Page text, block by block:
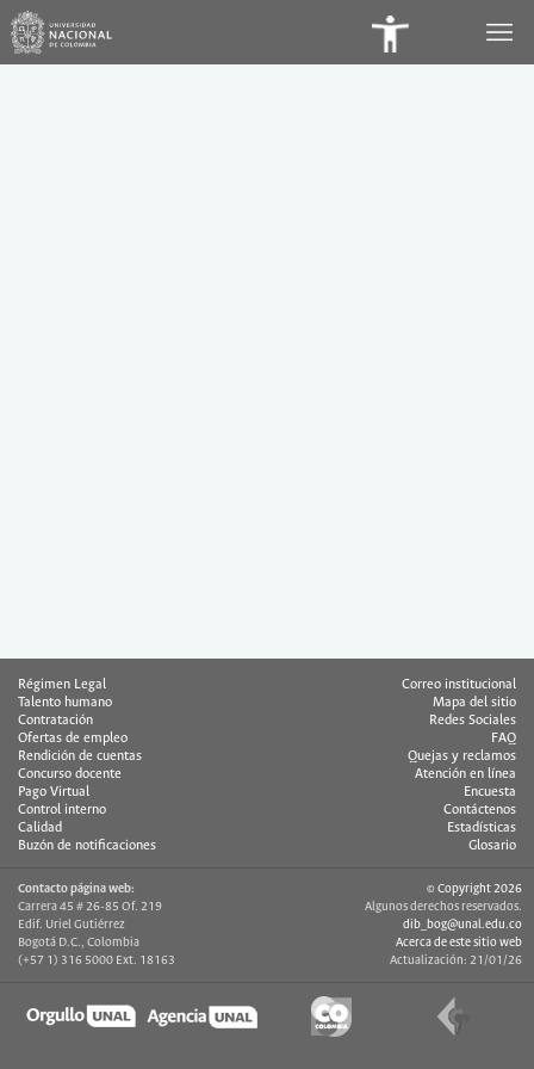
Régimen Legal
Talento humano
Contratación
Ofertas de empleo
Rendición de cuentas
Concurso docente
Pago Virtual
Control interno
Calidad
Buzón de notificaciones
Correo institucional
Mapa del sitio
Redes Sociales
FAQ
Quejas y reclamos
Atención en línea
Encuesta
Contáctenos
Estadísticas
Glosario
Contacto página web:
Carrera 45 # 26-85 Of. 219
Edif. Uriel Gutiérrez
Bogotá D.C., Colombia
(+57 1) 316 5000 Ext. 18163
© Copyright 2026
Algunos derechos reservados.
dib_bog@unal.edu.co
Acerca de este sitio web
Actualización: 21/01/26